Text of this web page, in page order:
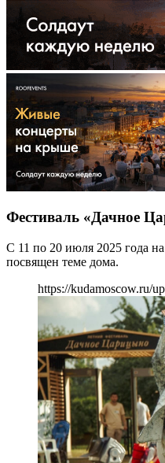
Фестиваль «Дачное
С 11 по 20 июля 2025 года
посвящен теме дома.
https://kudamoscow.ru/